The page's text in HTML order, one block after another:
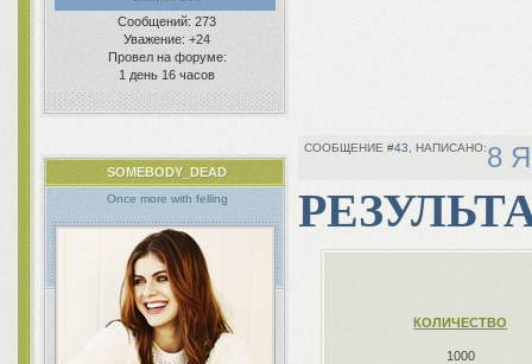
Сообщений: 273
Уважение: +24
Провел на форуме:
1 день 16 часов
43 8
SOMEBODY_DEAD
Once more with felling
КОЛИЧЕСТВО
1000